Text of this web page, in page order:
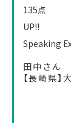
135点
UP!!
Speaking
田中さん
【長崎県】